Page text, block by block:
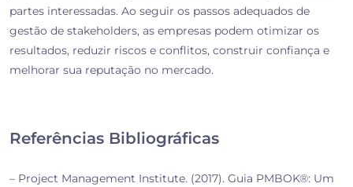
partes interessadas. Ao seguir os passos adequados de
gestão de stakeholders, as empresas podem otimizar os
resultados, reduzir riscos e conflitos, construir confiança e
melhorar sua reputação no mercado.
Referências Bibliográficas
– Project Management Institute. (2017). Guia PMBOK®: Um